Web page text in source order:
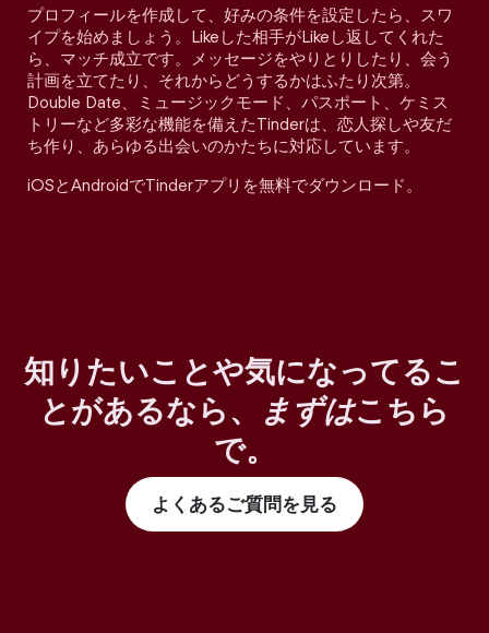
プロフィールを作成して、好みの条件を設定したら、スワ
イプを始めましょう。Likeした相手がLikeし返してくれた
ら、マッチ成立です。メッセージをやりとりしたり、会う
計画を立てたり、それからどうするかはふたり次第。
Double Date、ミュージックモード、パスポート、ケミス
トリーなど多彩な機能を備えたTinderは、恋人探しや友だ
ち作り、あらゆる出会いのかたちに対応しています。
iOSとAndroidでTinderアプリを無料でダウンロード。
知りたいことや気になってるこ
とがあるなら、
まずはこちら
で。
よくあるご質問を見る